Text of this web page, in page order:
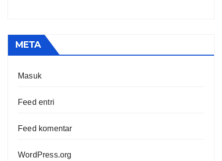
META
Masuk
Feed entri
Feed komentar
WordPress.org